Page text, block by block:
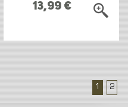
13,99 €
1 2